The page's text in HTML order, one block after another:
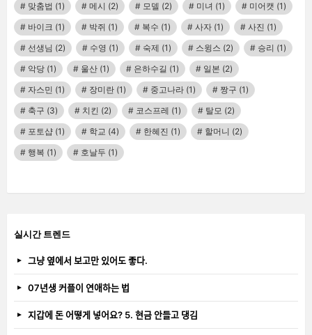
맞춤법 (1) 메시 (2) 모델 (2) 미녀 (1) 미어캣 (1)
바이크 (1) 박쥐 (1) 복수 (1) 사자 (1) 사진 (1)
선생님 (2) 수영 (1) 숙제 (1) 스윙스 (2) 승리 (1)
악당 (1) 울산 (1) 은하수길 (1) 일본 (2)
자스민 (1) 장미란 (1) 중고나라 (1) 짱구 (1)
축구 (3) 치킨 (2) 코스프레 (1) 탈모 (2)
포토샵 (1) 학교 (4) 한혜진 (1) 할머니 (2)
행복 (1) 호날두 (1)
실시간 트렌드
그냥 옆에서 보고만 있어도 좋다.
07년생 커플이 연애하는 법
지갑에 돈 어떻게 넣어요? 5. 현금 안들고 댕김